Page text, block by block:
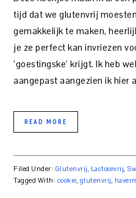
tijd dat we glutenvrij
gemakkelijk te maken,
je ze perfect kan invriezen
‘goestingske’ krijgt. Ik heb
aangepast aangezien ik hier
READ MORE
Filed Under: Glutenvrij Lactosevrij ,
Tagged With: cookie glutenvrij